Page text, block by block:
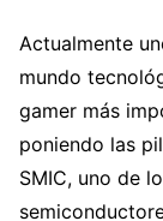
Actualmente
mundo
gamer más
poniendo las
SMIC, uno de